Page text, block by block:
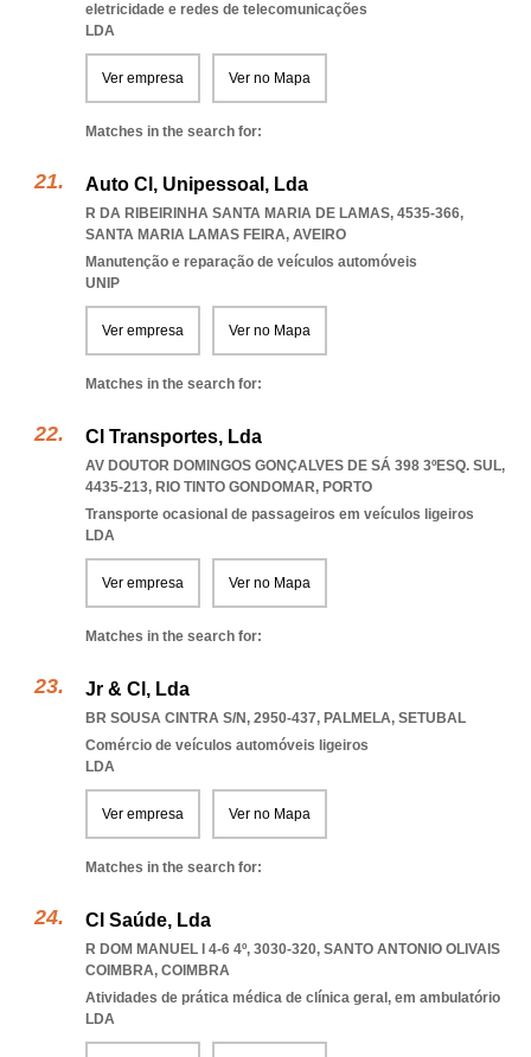
eletricidade e redes de telecomunicações
LDA
Ver empresa Ver no Mapa
Matches in the search for:
Auto Cl, Unipessoal, Lda
R DA RIBEIRINHA SANTA MARIA DE LAMAS, 4535-366,
SANTA MARIA LAMAS FEIRA, AVEIRO
Manutenção e reparação de veículos automóveis
UNIP
Ver empresa Ver no Mapa
Matches in the search for:
Cl Transportes, Lda
AV DOUTOR DOMINGOS GONÇALVES DE SÁ 398 3ºESQ. SUL,
4435-213, RIO TINTO GONDOMAR, PORTO
Transporte ocasional de passageiros em veículos ligeiros
LDA
Ver empresa Ver no Mapa
Matches in the search for:
Jr & Cl, Lda
BR SOUSA CINTRA S/N, 2950-437, PALMELA, SETUBAL
Comércio de veículos automóveis ligeiros
LDA
Ver empresa Ver no Mapa
Matches in the search for:
Cl Saúde, Lda
R DOM MANUEL I 4-6 4º, 3030-320, SANTO ANTONIO OLIVAIS
COIMBRA, COIMBRA
Atividades de prática médica de clínica geral, em ambulatório
LDA